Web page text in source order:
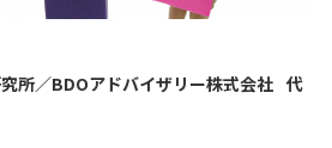
所／BDOアドバイザリー株式会社 代